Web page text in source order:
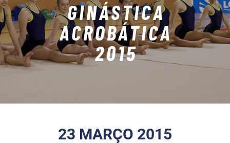
GINÁSTICA
ACROBÁTICA
2015
23 MARÇO 2015